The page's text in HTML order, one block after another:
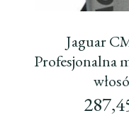
Jaguar
Profesjonalna